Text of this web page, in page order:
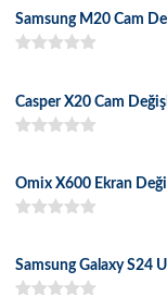
Samsung M20 Cam
Casper X20 Cam
Omix X600 Ekran
Samsung Galaxy S24